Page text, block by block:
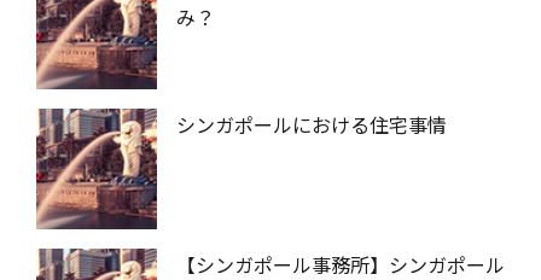
み？
シンガポールにおける住宅事情
【シンガポール事務所】シンガポール